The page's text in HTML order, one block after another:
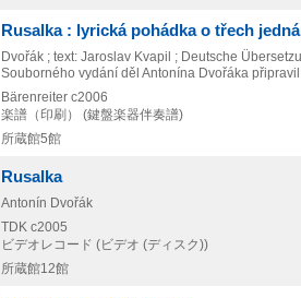
Rusalka : lyrická pohádka o třech
Dvořák ; text: Jaroslav Kvapil ; Deutsche
Souborného vydání děl Antonína Dvořáka
Bärenreiter c2006
楽譜（印刷） (鍵盤楽器伴奏譜)
所蔵館5館
Rusalka
Antonín Dvořák
TDK c2005
ビデオレコード (ビデオ (ディスク))
所蔵館12館